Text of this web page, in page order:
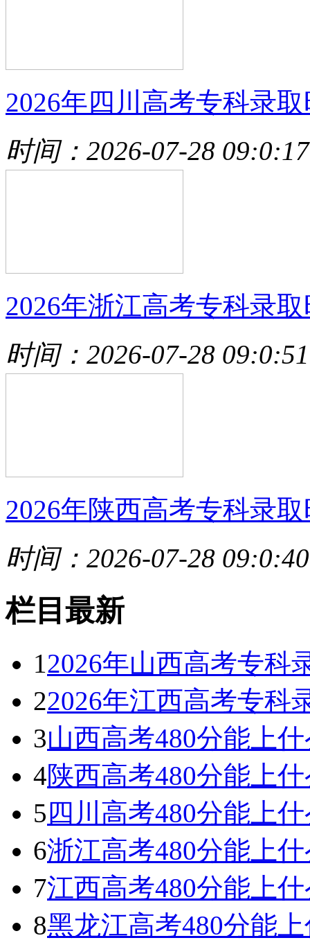
2026年四川高考专科录
时间：2026-07-28 09:0:17
2026年浙江高考专科录
时间：2026-07-28 09:0:51
2026年陕西高考专科录
时间：2026-07-28 09:0:40
栏目最新
12026年山西高考专科
22026年江西高考专科
3山西高考480分能上
4陕西高考480分能上
5 四川高考480分能上
6浙江高考480分能上
7江西高考480分能上
8黑龙江高考480分能